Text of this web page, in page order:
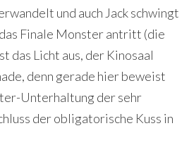
und auch Jack schwingt
Finale Monster antritt (die
das Licht aus, der Kinosaal
denn gerade hier beweist
Unterhaltung der sehr
der obligatorische Kuss in